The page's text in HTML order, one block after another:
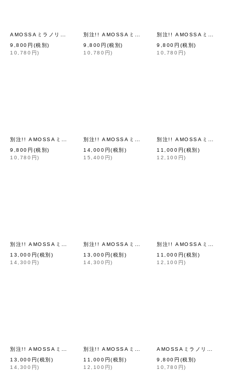
[Dot and
9,800 円 (税別)
10,780 円)
9,800 円 (税別)
10,780 円)
9,800 円 (税別)
10,780 円)
[
9,800 円 (税別)
10,780 円)
14,000 円(税別)
15,400 円)
11,000 円(税別)
12,100 円)
[ Dot and Stripes
13,000 円(税別)
14,300 円)
13,000 円(税別)
14,300 円)
11,000 円(税別)
12,100 円)
[Dot and Stripes
13,000 円(税別)
14,300 円)
11,000 円(税別)
12,100 円)
9,800 円 (税別)
10,780 円)